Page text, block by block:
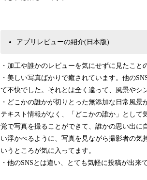
アプリレビューの紹介(日本版)
・加工や誰かのレビューを気にせずに見たこ
・美しい写真ばかりで癒されています。他の
て不快でした。それとは全く違って、風景やシ
・どこかの誰かが切りとった無添加な日常風
テキスト情報がなく、「どこかの誰か」とし
覚で写真を撮ることができて、誰かの思い出に
い浮かべるように、写真を見ながら撮影者の気
いうところが気に入ってます。
・他のSNSとは違い、とても気軽に投稿が出来